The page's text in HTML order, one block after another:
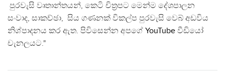
පුරවැසි වෘතාන්තයන්, කෙටි චිත්‍රපට මෙන්ම දේශපාලන
සංවාද, සාකච්ඡා, සිය ගණනක් විකල්ප පුරවැසි වෙබ් අඩවිය
නිශ්පාදනය කර ඇත. පිවිසෙන්න අපගේ YouTube වීඩියෝ
චැනලයට."